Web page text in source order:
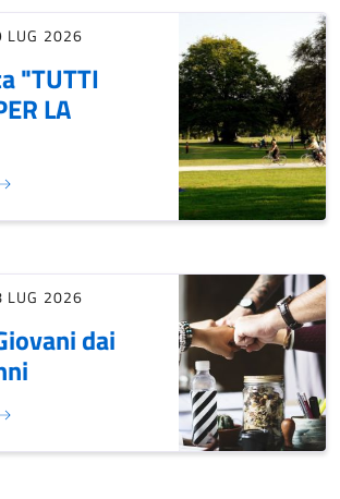
LUG 2026
"TUTTI
LA
INSIEME PER LA BASSA"}
LUG 2026
dai
DAI 18 AI 29 ANNI}